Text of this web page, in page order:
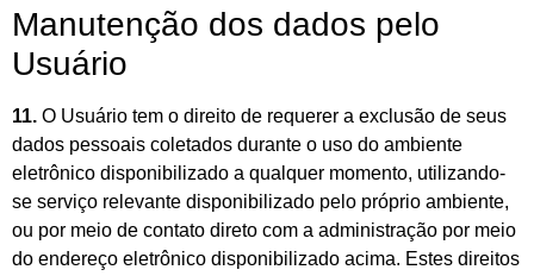
Manutenção dos dados pelo
Usuário
11. O Usuário tem o direito de requerer a exclusão de seus
dados pessoais coletados durante o uso do ambiente
eletrônico disponibilizado a qualquer momento, utilizando-
se serviço relevante disponibilizado pelo próprio ambiente,
ou por meio de contato direto com a administração por meio
do endereço eletrônico disponibilizado acima. Estes direitos